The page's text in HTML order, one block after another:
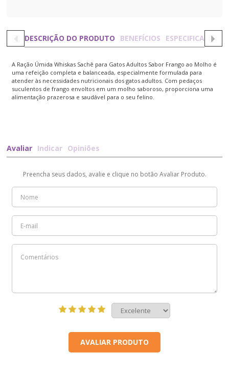
DESCRIÇÃO DO PRODUTO BENEFÍCIOS ESPECIFICAÇÕES
A Ração Úmida Whiskas Sachê para Gatos Adultos Sabor Frango ao Molho é
uma refeição completa e balanceada, especialmente formulada para
atender às necessidades nutricionais dos gatos adultos. Com pedaços
suculentos de frango envoltos em um molho saboroso, proporciona uma
alimentação prazerosa e saudável para o seu felino.
Avaliar Indicar Opiniões
Preencha seus dados, avalie e clique no botão Avaliar Produto.
AVALIAR PRODUTO